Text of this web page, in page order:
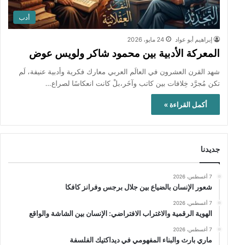
أدب
إبراهيم أبو عواد 24 مايو، 2026
المعركة الأدبية بين محمود شاكر ولويس عوض
شهد القرن العشرون في العالَم العربي معارك فكرية وأدبية عنيفة، لَم
تكن مُجرَّد خِلافات بين كاتب وآخَر،بلْ كانت انعكاسًا لصراع…
أكمل القراءة »
جديدنا
7 أغسطس، 2026
شعور الإنسان بالضياع بين جلال برجس وفرانز كافكا
7 أغسطس، 2026
الهوية الرقمية والاغتراب الافتراضي: الإنسان بين الشاشة والواقع
7 أغسطس، 2026
ماري بارث والبناء المفهومي في ديداكتيك الفلسفة